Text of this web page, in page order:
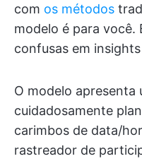
com os métodos
modelo é para você.
confusas em
O modelo apresenta
cuidadosamente
carimbos de data/
rastreador de